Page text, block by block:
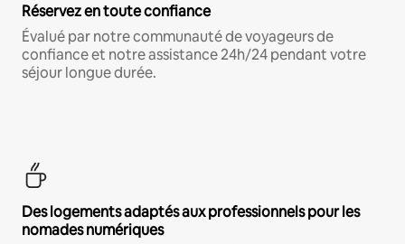
Réservez en toute confiance
Évalué par notre communauté de voyageurs de
confiance et notre assistance 24h/24 pendant votre
séjour longue durée.
Des logements adaptés aux professionnels pour les
nomades numériques